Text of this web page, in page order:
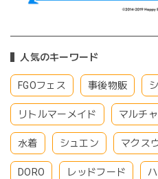
人気のキーワード
FGOフェス 事後物販
リトルマーメイド マルチ
水着 シュエン マクス
DORO レッドフード